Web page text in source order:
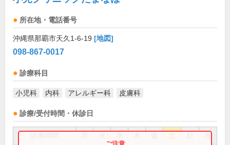
所在地・電話番号
沖縄県那覇市天久1-6-19 [地図]
098-867-0017
診療科目
小児科 内科 アレルギー科 皮膚科
診療/受付時間・休診日
祝